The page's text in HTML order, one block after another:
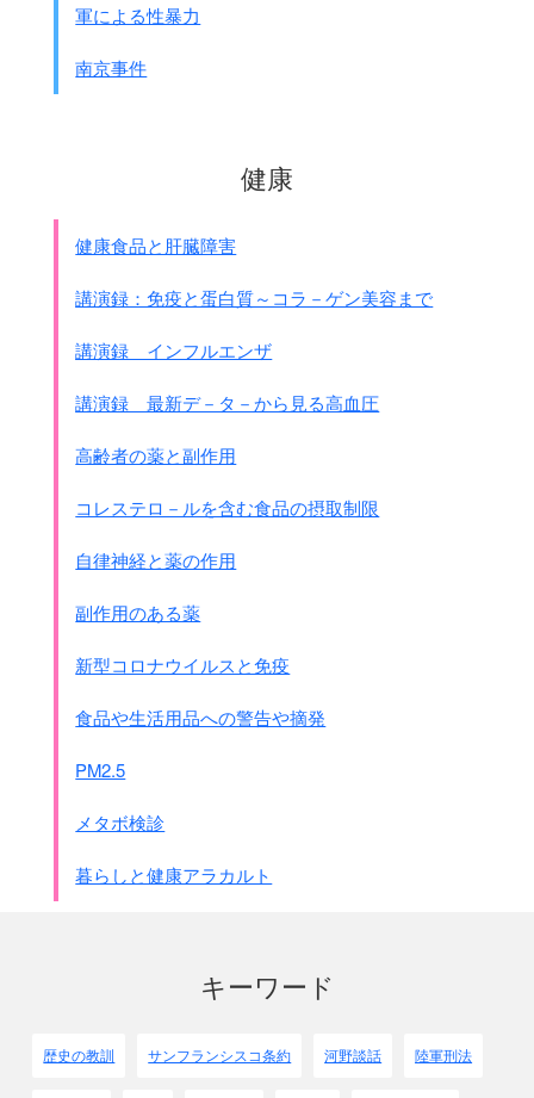
軍による性暴力
南京事件
健康
健康食品と肝臓障害
講演録：免疫と蛋白質～コラ－ゲン美容まで
講演録 インフルエンザ
講演録 最新デ－タ－から見る高血圧
高齢者の薬と副作用
コレステロ－ルを含む食品の摂取制限
自律神経と薬の作用
副作用のある薬
新型コロナウイルスと免疫
食品や生活用品への警告や摘発
PM2.5
メタボ検診
暮らしと健康アラカルト
キーワード
歴史の教訓 サンフランシスコ条約 河野談話 陸軍刑法